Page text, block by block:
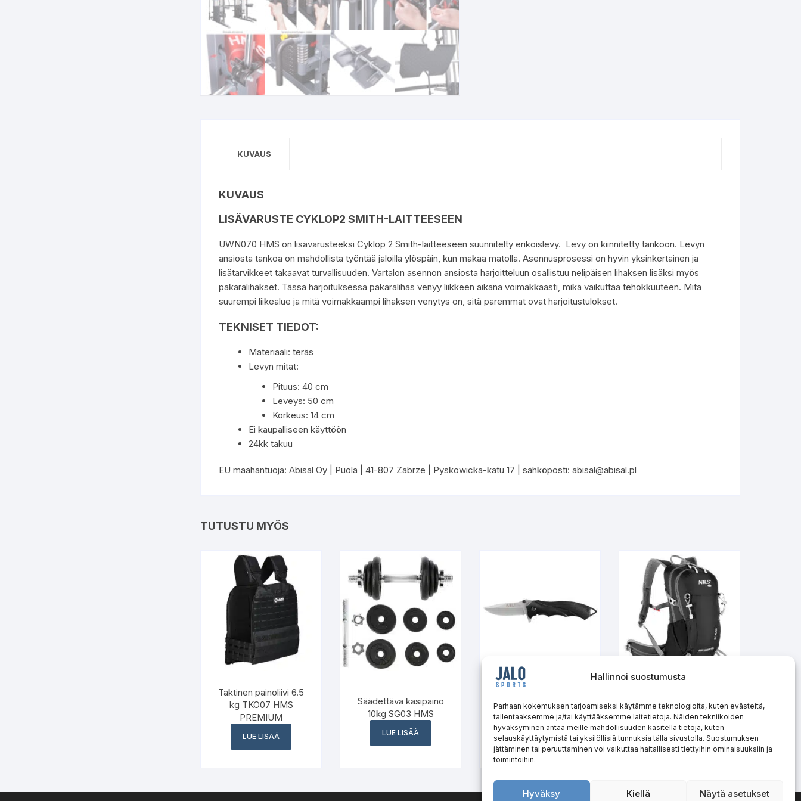
Hallinnoi suostumusta
Parhaan kokemuksen tarjoamiseksi käytämme teknologioita, kuten evästeitä,
tallentaaksemme ja/tai käyttääksemme laitetietoja. Näiden tekniikoiden
hyväksyminen antaa meille mahdollisuuden käsitellä tietoja, kuten
selauskäyttäytymistä tai yksilöllisiä tunnuksia tällä sivustolla. Suostumuksen
jättäminen tai peruuttaminen voi vaikuttaa haitallisesti tiettyihin ominaisuuksiin ja
toimintoihin.
Hyväksy Kiellä Näytä asetukset
KUVAUS
KUVAUS
LISÄVARUSTE CYKLOP2 SMITH-LAITTEESEEN
UWN070 HMS on lisävarusteeksi Cyklop 2 Smith-laitteeseen suunnitelty erikoislevy. Levy on kiinnitetty tankoon. Levyn
ansiosta tankoa on mahdollista työntää jaloilla ylöspäin, kun makaa matolla. Asennusprosessi on hyvin yksinkertainen ja
lisätarvikkeet takaavat turvallisuuden. Vartalon asennon ansiosta harjoitteluun osallistuu nelipäisen lihaksen lisäksi myös
pakaralihakset. Tässä harjoituksessa pakaralihas venyy liikkeen aikana voimakkaasti, mikä vaikuttaa tehokkuuteen. Mitä
suurempi liikealue ja mitä voimakkaampi lihaksen venytys on, sitä paremmat ovat harjoitustulokset.
TEKNISET TIEDOT:
Materiaali: teräs
Levyn mitat:
Pituus: 40 cm
Leveys: 50 cm
Korkeus: 14 cm
Ei kaupalliseen käyttöön
24kk takuu
EU maahantuoja: Abisal Oy | Puola | 41-807 Zabrze | Pyskowicka-katu 17 | sähköposti: abisal@abisal.pl
TUTUSTU MYÖS
Taktinen painoliivi 6.5
kg TKO07 HMS
PREMIUM
LUE LISÄÄ
Säädettävä käsipaino
10kg SG03 HMS
LUE LISÄÄ
Retkiveitsi NC1723
NILS CAMP
LUE LISÄÄ
Reppu Caver 18l
NC1950 NILS CAMP
LUE LISÄÄ